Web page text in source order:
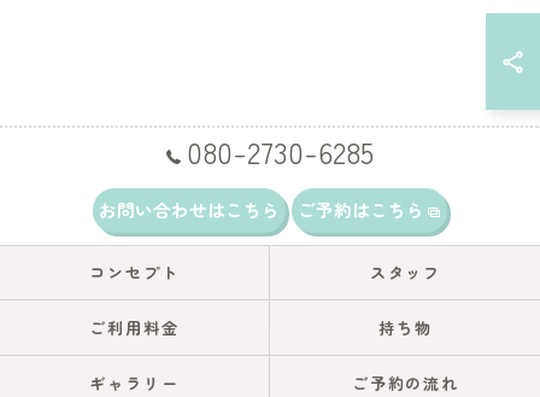
080-2730-6285
お問い合わせはこちら ご予約はこちら
コンセプト スタッフ
ご利用料金 持ち物
ギャラリー ご予約の流れ